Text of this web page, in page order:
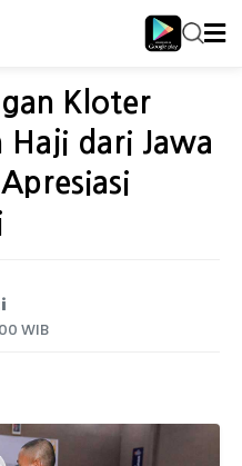
Kloter
Haji dari Jawa
WIB